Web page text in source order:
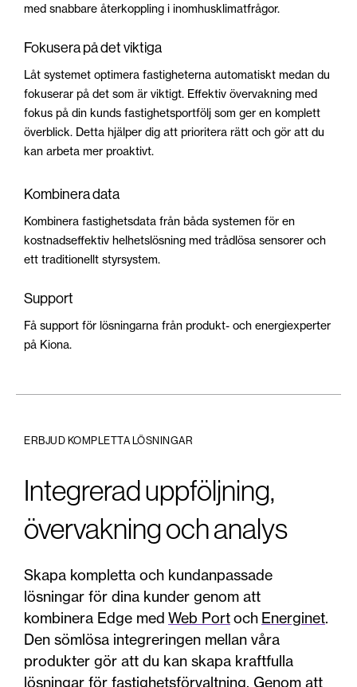
med snabbare återkoppling i inomhusklimatfrågor.
Fokusera på det viktiga
Låt systemet optimera fastigheterna automatiskt medan du
fokuserar på det som är viktigt. Effektiv övervakning med
fokus på din kunds fastighetsportfölj som ger en komplett
överblick. Detta hjälper dig att prioritera rätt och gör att du
kan arbeta mer proaktivt.
Kombinera data
Kombinera fastighetsdata från båda systemen för en
kostnadseffektiv helhetslösning med trådlösa sensorer och
ett traditionellt styrsystem.
Support
Få support för lösningarna från produkt- och energiexperter
på Kiona.
ERBJUD KOMPLETTA LÖSNINGAR
Integrerad uppföljning,
övervakning och analys
Skapa kompletta och kundanpassade
lösningar för dina kunder genom att
kombinera Edge med Web Portoch Energinet.
Den sömlösa integreringen mellan våra
produkter gör att du kan skapa kraftfulla
lösningar för fastighetsförvaltning. Genom att